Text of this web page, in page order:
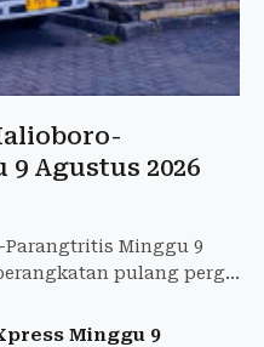
Agustus 2026
Parangtritis Minggu 9
pulang pergi
Minggu 9